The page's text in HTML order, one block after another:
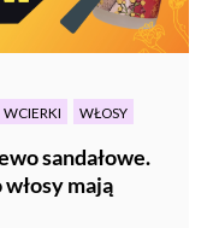
WCIERKI WŁOSY
sandałowe.
mają